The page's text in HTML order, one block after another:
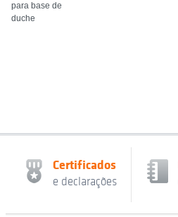
para base de
duche
Certificados
e declarações